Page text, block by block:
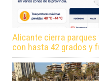
Alicante cierra parques
con hasta 42 grados y